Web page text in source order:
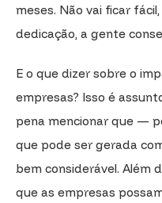
meses. Não vai ficar
dedicação, a gente
E o que dizer sobre o
empresas? Isso é
pena mencionar que —
que pode ser gerada
bem considerável. Além
que as empresas